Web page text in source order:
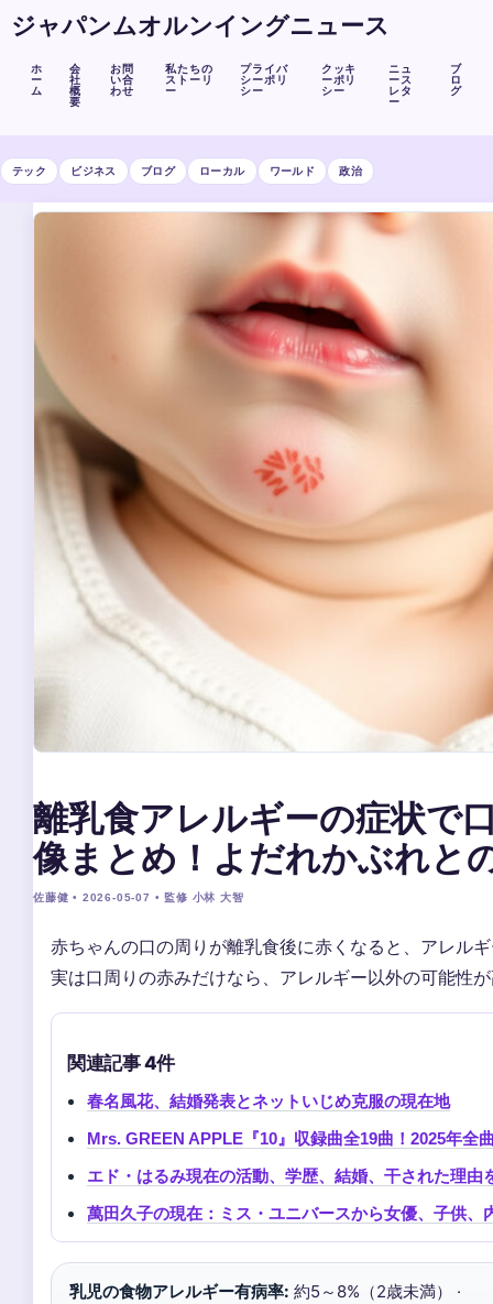
ジャパンムオルンイングニュース
ホ
ー
ム
会
社
概
要
お問
い合
わせ
私たちの
ストーリ
ー
プライバ
シーポリ
シー
クッキ
ーポリ
シー
ニュ
ース
レタ
ー
ブ
ロ
グ
テック ビジネス ブログ ローカル ワールド 政治
離乳食アレルギーの症状で
像まとめ！よだれかぶれと
佐藤健 • 2026-05-07 • 監修 小林 大智
赤ちゃんの口の周りが離乳食後に赤くなると、アレル
実は口周りの赤みだけなら、アレルギー以外の可能性
関連記事 4件
春名風花、結婚発表とネットいじめ克服の現在地
Mrs. GREEN APPLE『10』収録曲全19曲！2025年全
エド・はるみ現在の活動、学歴、結婚、干された理由
萬田久子の現在：ミス・ユニバースから女優、子供
乳児の食物アレルギー有病率: 約5～8%（2歳未満） ·